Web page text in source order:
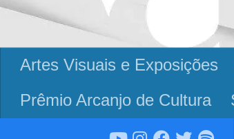
Artes Visuais e Exposições
Prêmio Arcanjo de Cultura